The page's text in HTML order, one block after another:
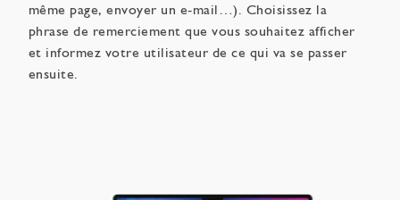
même page, envoyer un e-mail…). Choisissez la
phrase de remerciement que vous souhaitez afficher
et informez votre utilisateur de ce qui va se passer
ensuite.